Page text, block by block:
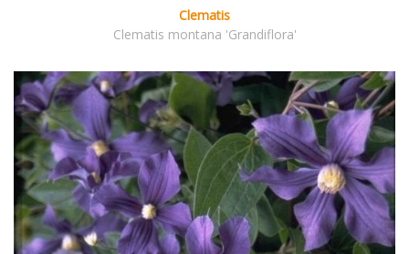
Clematis
Clematis montana 'Grandiflora'